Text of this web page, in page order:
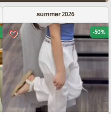
summer 2026
favorite_border -50%